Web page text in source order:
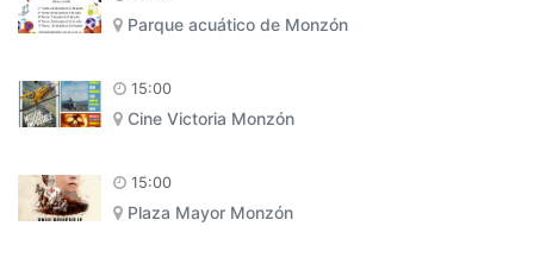
Parque acuático de Monzón
15:00
Cine Victoria Monzón
15:00
Plaza Mayor Monzón